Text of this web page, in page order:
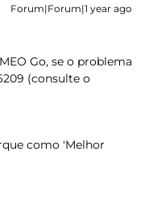
Forum|Forum|1 year ago
Go, se o problema
(consulte o
como 'Melhor